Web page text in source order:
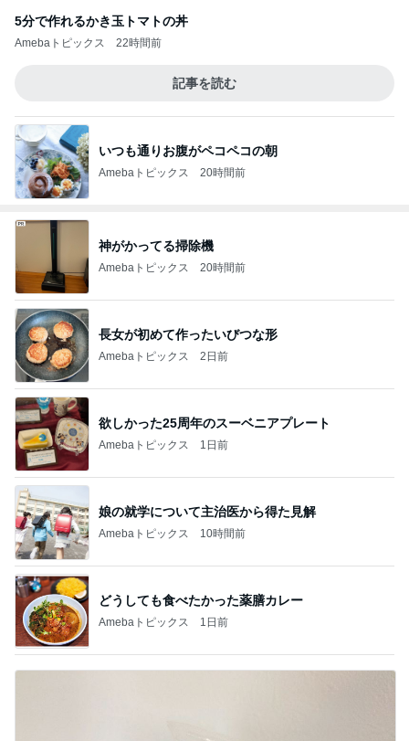
5分で作れるかき玉トマトの丼
Amebaトピックス 22時間前
記事を読む
いつも通りお腹がペコペコの朝
Amebaトピックス 20時間前
神がかってる掃除機
Amebaトピックス 20時間前
長女が初めて作ったいびつな形
Amebaトピックス 2日前
欲しかった25周年のスーベニアプレート
Amebaトピックス 1日前
娘の就学について主治医から得た見解
Amebaトピックス 10時間前
どうしても食べたかった薬膳カレー
Amebaトピックス 1日前